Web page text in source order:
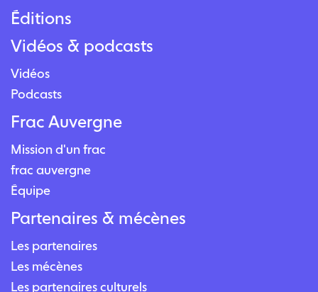
Éditions
Vidéos & podcasts
Vidéos
Podcasts
Frac Auvergne
Mission d'un frac
frac auvergne
Équipe
Partenaires & mécènes
Les partenaires
Les mécènes
Les partenaires culturels